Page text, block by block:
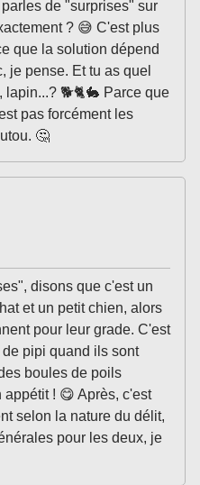
de "surprises" sur
? 😅 C'est plus
que la solution dépend
je pense. Et tu as quel
🐕🐈🐇 Parce que
pas forcément les
🤔
disons que c'est un
et un petit chien, alors
pour leur grade. C'est
pipi quand ils sont
boules de poils
! 😋 Après, c'est
selon la nature du délit,
pour les deux, je